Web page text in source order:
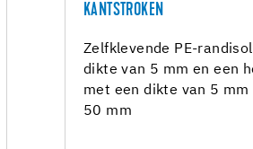
KANTSTROKEN
Zelfklevende PE-
dikte van 5 mm en een
met een dikte van 5 mm
50 mm